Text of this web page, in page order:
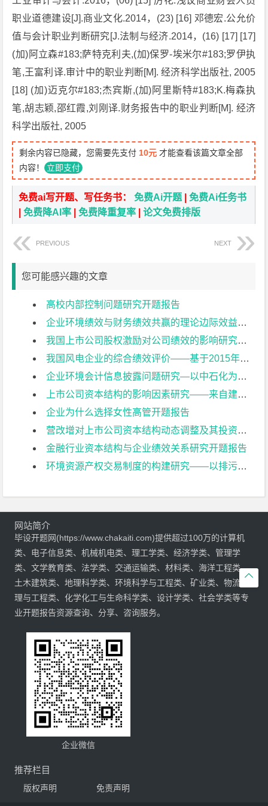
职业道德建设[J].商业文化.2014，(23) [16] 邓德宏.公允价
值与会计职业判断研究[J.法制与经济.2014，(16) [17] [17]
(加)阿立森#183;萨特克利夫,(加)保罗-埃米尔#183;罗伊执
笔,王富利译.审计中的职业判断[M]. 经济科学出版社, 2005
[18] (加)迈克尔#183;杰宾斯,(加)阿里斯特#183;K.梅森执
笔,胡志颖,邵红霞,刘刚译.财务报告中的职业判断[M]. 经济
科学出版社, 2005
剩余内容已隐藏，您需要先支付 10元 才能查看该篇文章全部
内容！ 立即支付
免费ai写开题、写任务书：免费Ai开题 |免费Ai任务书
|免费降AI率 |免费降重复率 |论文免费排版
PREVIOUS NEXT
您可能感兴趣的文章
高校内部控制问题研究开题报告
企业环境绩效与财务绩效共赢的理论边际效益研究开题报告
我国上市公司股权激励对公司绩效的影响研究开题报告
我国风电企业的综合绩效评价——基于2015年上市公司的数据开题报告
企业环境会计信息披露问题研究—以中石化为例开题报告
上市公司资本结构的影响因素研究——来自建筑业上市公司的经验证据开题报告
企业为什么选择女性高管开题报告
营改增对上市公司资本结构动态调整及其投资效率影响研究开题报告
金融行业资本结构与企业绩效关系研究开题报告
环境资源产权交易制度的构建研究——以排污权交易为例开题报告

网站简介
毕设开题网(https://www.chakaiti.com)提供超过100万的计算机
类、电子信息类、机械机电类、理工学类、经济学类、管理学
类、文学教育类、法学类、交通运输类、材料类、海洋工程类、
土木建筑类、地理科学类、环境科学与工程类、矿业类、物流管
理与工程类、化学化工与生命科学类、设计学类、社会学类等专
业开题报告资源查询、分享、咨询服务。
企业微信
推荐栏目
版权声明 免责声明